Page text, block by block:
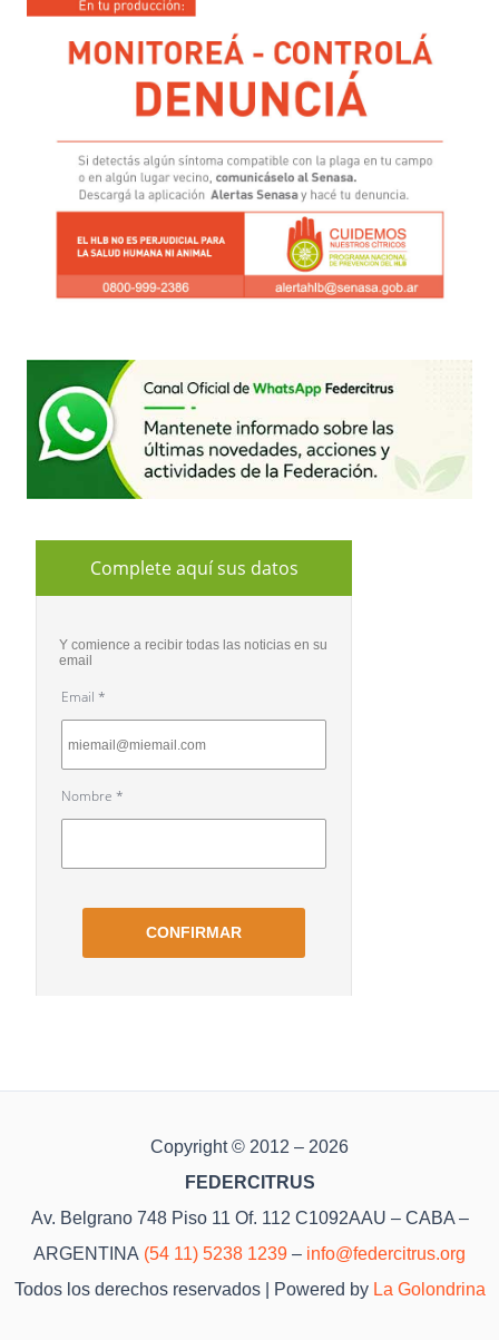
Copyright © 2012 – 2026
FEDERCITRUS
Av. Belgrano 748 Piso 11 Of. 112 C1092AAU – CABA –
ARGENTINA (54 11) 5238 1239 – info@federcitrus.org
Todos los derechos reservados | Powered by La Golondrina